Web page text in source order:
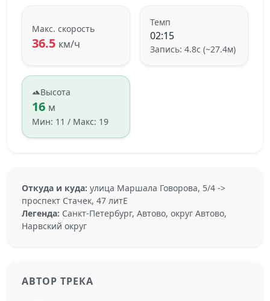
Макс. скорость
36.5 км/ч
Темп
02:15
Запись: 4.8с (~27.4м)
Высота
16 м
Мин: 11 / Макс: 19
Откуда и куда: улица Маршала Говорова, 5/4 ->
проспект Стачек, 47 литЕ
Легенда: Санкт-Петербург, Автово, округ Автово,
Нарвский округ
АВТОР ТРЕКА